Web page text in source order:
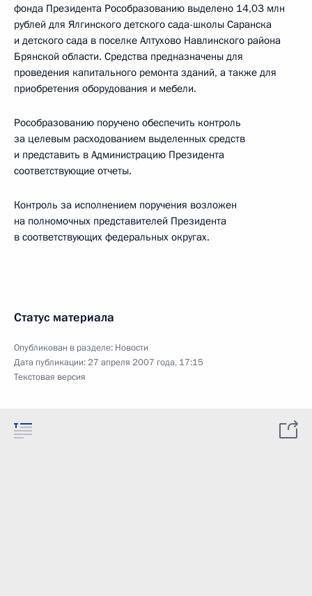
фонда Президента Рособразованию выделено 14,03 млн
рублей для Ялгинского детского сада-школы Саранска
и детского сада в поселке Алтухово Навлинского района
Брянской области. Средства предназначены для
проведения капитального ремонта зданий, а также для
приобретения оборудования и мебели.
Рособразованию поручено обеспечить контроль
за целевым расходованием выделенных средств
и представить в Администрацию Президента
соответствующие отчеты.
Контроль за исполнением поручения возложен
на полномочных представителей Президента
в соответствующих федеральных округах.
Статус материала
Опубликован в разделе: Новости
Дата публикации:27 апреля 2007 года, 17:15
Текстовая версия